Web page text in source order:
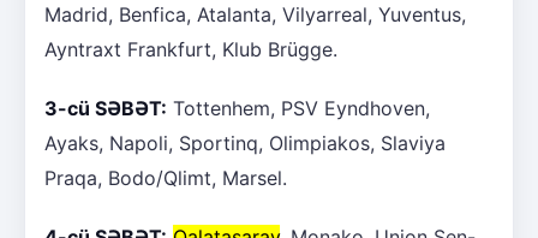
Madrid, Benfica, Atalanta, Vilyarreal, Yuventus,
Ayntraxt Frankfurt, Klub Brügge.
3-cü SƏBƏT: Tottenhem, PSV Eyndhoven,
Ayaks, Napoli, Sportinq, Olimpiakos, Slaviya
Praqa, Bodo/Qlimt, Marsel.